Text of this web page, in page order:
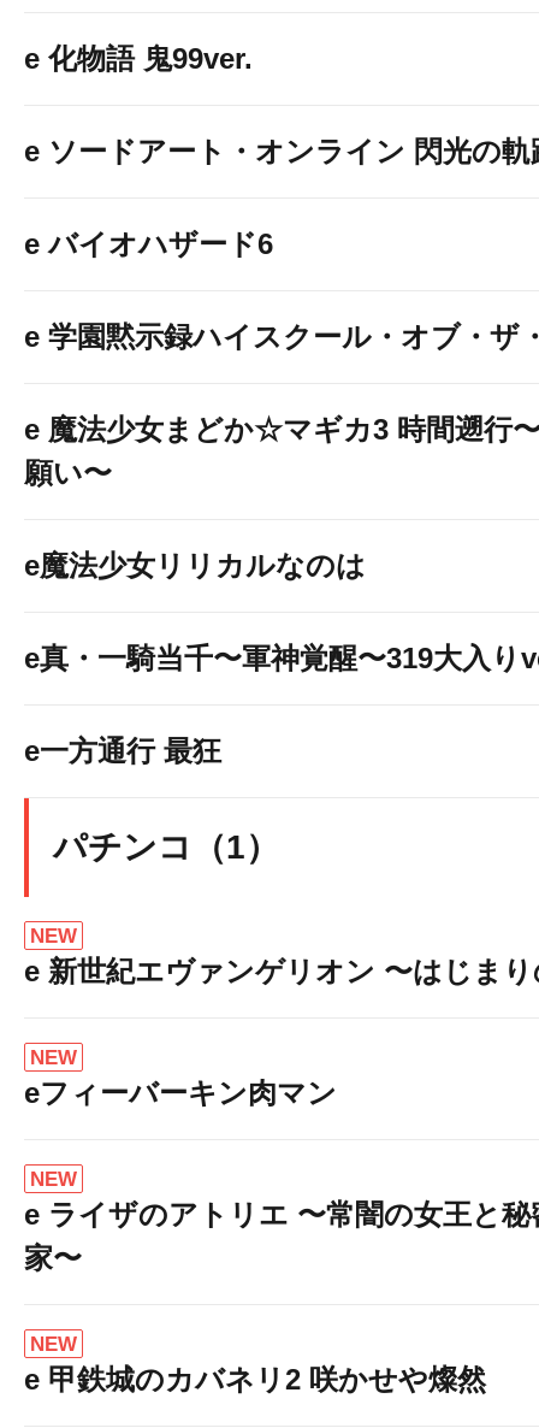
e 化物語 鬼99ver.
e ソードアート・オンライン 閃光の軌
e バイオハザード6
e 学園黙示録ハイスクール・オブ・ザ
e 魔法少女まどか☆マギカ3 時間遡行
願い〜
e魔法少女リリカルなのは
e真・一騎当千〜軍神覚醒〜319大入り
e一方通行 最狂
パチンコ（1）
NEW
e 新世紀エヴァンゲリオン 〜はじま
NEW
eフィーバーキン肉マン
NEW
e ライザのアトリエ 〜常闇の女王と秘
家〜
NEW
e 甲鉄城のカバネリ2 咲かせや燦然